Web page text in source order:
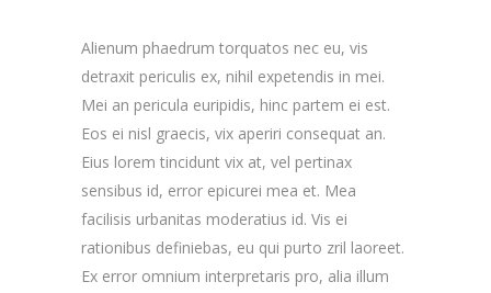
Alienum phaedrum torquatos nec eu, vis
detraxit periculis ex, nihil expetendis in mei.
Mei an pericula euripidis, hinc partem ei est.
Eos ei nisl graecis, vix aperiri consequat an.
Eius lorem tincidunt vix at, vel pertinax
sensibus id, error epicurei mea et. Mea
facilisis urbanitas moderatius id. Vis ei
rationibus definiebas, eu qui purto zril laoreet.
Ex error omnium interpretaris pro, alia illum